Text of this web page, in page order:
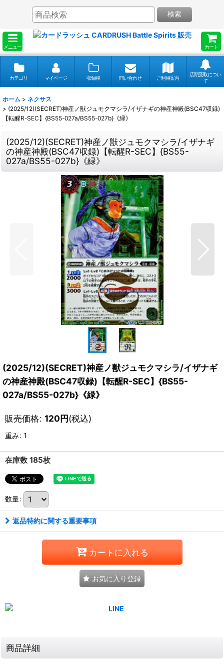
メニュー カート
検索
カテゴリ マイページ 収録弾 問い合わせ ご利用案内
店頭受取につい
て
ホーム > ネクサス
> (2025/12)(SECRET)神産ノ獣ジュモクマシラ/イザナギの神産神殿(BSC47収録)
【転醒R-SEC】{BS55-027a/BS55-027b}《緑》
(2025/12)(SECRET)神産ノ獣ジュモクマシラ/イザナギ
の神産神殿(BSC47収録)【転醒R-SEC】{BS55-
027a/BS55-027b}《緑》
(2025/12)(SECRET)神産ノ獣ジュモクマシラ/イザナギ
の神産神殿(BSC47収録)【転醒R-SEC】{BS55-
027a/BS55-027b}《緑》
販売価格: 120円(税込)
重み: 1
在庫数 185枚
数量:
返品特約に関する重要事項
カートに入れる
お気に入り登録
商品詳細